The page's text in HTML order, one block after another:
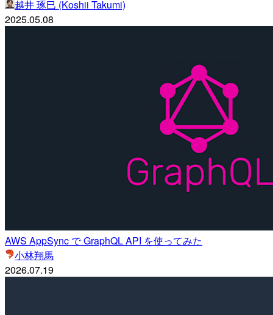
越井 琢巳 (Koshii Takumi)
2025.05.08
AWS AppSync で GraphQL API を使ってみた
小林翔馬
2026.07.19